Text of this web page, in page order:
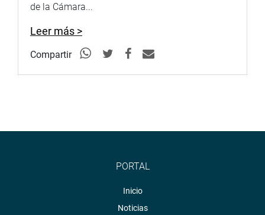
de la Cámara...
Leer más >
Compartir
PORTAL
Inicio
Noticias